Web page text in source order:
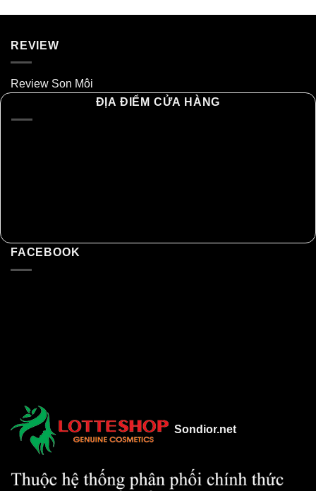
REVIEW
Review Son Môi
ĐỊA ĐIỂM CỬA HÀNG
FACEBOOK
Sondior.net